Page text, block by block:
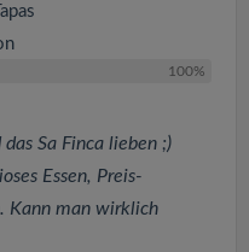
100%
Sa Finca lieben ;)
Essen, Preis-
Kann man wirklich